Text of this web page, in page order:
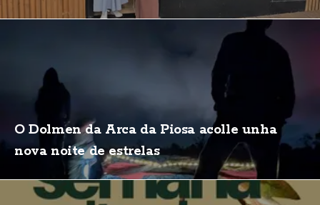
O Dolmen da Arca da Piosa acolle unha
nova noite de estrelas